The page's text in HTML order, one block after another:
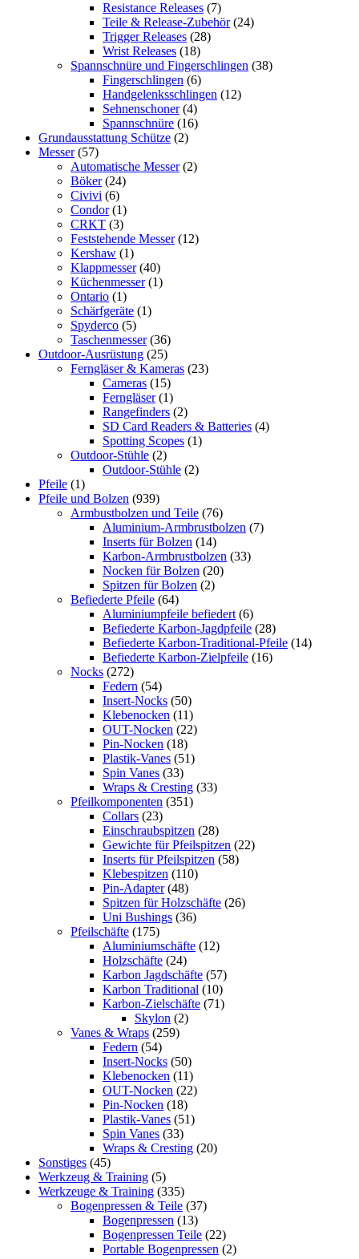
Resistance Releases (7)
Teile & Release-Zubehör (24)
Trigger Releases (28)
Wrist Releases (18)
Spannschnüre und Fingerschlingen (38)
Fingerschlingen (6)
Handgelenksschlingen (12)
Sehnenschoner (4)
Spannschnüre (16)
Grundausstattung Schütze (2)
Messer (57)
Automatische Messer (2)
Böker (24)
Civivi (6)
Condor (1)
CRKT (3)
Feststehende Messer (12)
Kershaw (1)
Klappmesser (40)
Küchenmesser (1)
Ontario (1)
Schärfgeräte (1)
Spyderco (5)
Taschenmesser (36)
Outdoor-Ausrüstung (25)
Ferngläser & Kameras (23)
Cameras (15)
Ferngläser (1)
Rangefinders (2)
SD Card Readers & Batteries (4)
Spotting Scopes (1)
Outdoor-Stühle (2)
Outdoor-Stühle (2)
Pfeile (1)
Pfeile und Bolzen (939)
Armbustbolzen und Teile (76)
Aluminium-Armbrustbolzen (7)
Inserts für Bolzen (14)
Karbon-Armbrustbolzen (33)
Nocken für Bolzen (20)
Spitzen für Bolzen (2)
Befiederte Pfeile (64)
Aluminiumpfeile befiedert (6)
Befiederte Karbon-Jagdpfeile (28)
Befiederte Karbon-Traditional-Pfeile (14)
Befiederte Karbon-Zielpfeile (16)
Nocks (272)
Federn (54)
Insert-Nocks (50)
Klebenocken (11)
OUT-Nocken (22)
Pin-Nocken (18)
Plastik-Vanes (51)
Spin Vanes (33)
Wraps & Cresting (33)
Pfeilkomponenten (351)
Collars (23)
Einschraubspitzen (28)
Gewichte für Pfeilspitzen (22)
Inserts für Pfeilspitzen (58)
Klebespitzen (110)
Pin-Adapter (48)
Spitzen für Holzschäfte (26)
Uni Bushings (36)
Pfeilschäfte (175)
Aluminiumschäfte (12)
Holzschäfte (24)
Karbon Jagdschäfte (57)
Karbon Traditional (10)
Karbon-Zielschäfte (71)
Skylon (2)
Vanes & Wraps (259)
Federn (54)
Insert-Nocks (50)
Klebenocken (11)
OUT-Nocken (22)
Pin-Nocken (18)
Plastik-Vanes (51)
Spin Vanes (33)
Wraps & Cresting (20)
Sonstiges (45)
Werkzeug & Training (5)
Werkzeuge & Training (335)
Bogenpressen & Teile (37)
Bogenpressen (13)
Bogenpressen Teile (22)
Portable Bogenpressen (2)